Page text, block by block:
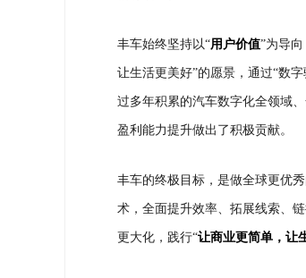
丰车始终坚持以“用户价值”为导
让生活更美好”的愿景，通过“数
过多年积累的汽车数字化全领域
盈利能力提升做出了积极贡献。
丰车的终极目标，是做全球更优
术，全面提升效率、拓展线索、
更大化，践行“让商业更简单，让